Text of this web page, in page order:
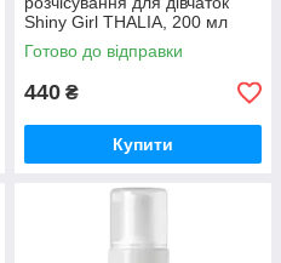
Shiny Girl THALIA, 200 мл
Готово до відправки
440 ₴
Купити